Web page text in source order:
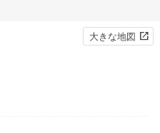
大きな地図